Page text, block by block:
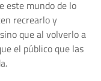
este mundo de lo
recrearlo y
que al volverlo a
el público que las